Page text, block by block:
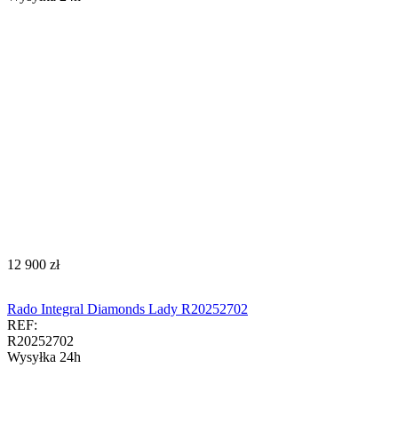
‍12 900‍ zł
Rado Integral Diamonds Lady R20252702
REF:
R20252702
Wysyłka 24h